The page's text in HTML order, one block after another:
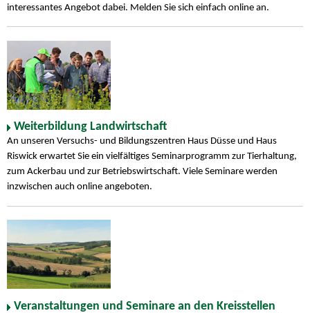
interessantes Angebot dabei. Melden Sie sich einfach online an.
Weiterbildung Landwirtschaft
An unseren Versuchs- und Bildungszentren Haus Düsse und Haus
Riswick erwartet Sie ein vielfältiges Seminarprogramm zur Tierhaltung,
zum Ackerbau und zur Betriebswirtschaft. Viele Seminare werden
inzwischen auch online angeboten.
Veranstaltungen und Seminare an den Kreisstellen